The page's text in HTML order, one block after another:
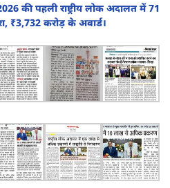
की पहली राष्ट्रीय लोक अदालत में 71
₹3,732 करोड़ के अवार्ड।